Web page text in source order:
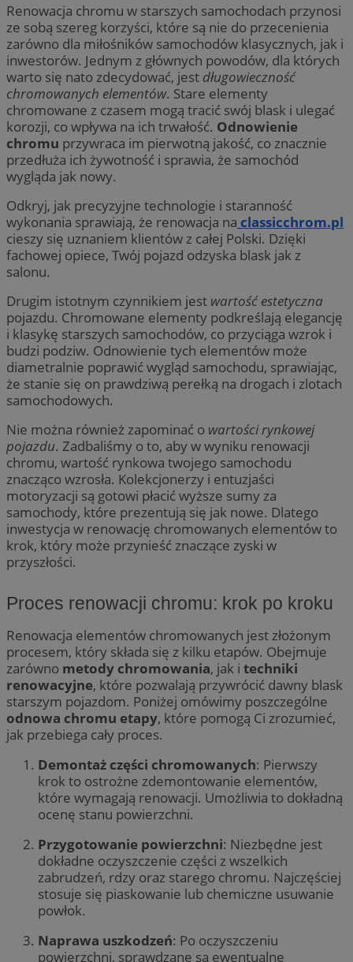
Renowacja chromu w starszych samochodach przynosi
ze sobą szereg korzyści, które są nie do przecenienia
zarówno dla miłośników samochodów klasycznych, jak i
inwestorów. Jednym z głównych powodów, dla których
warto się nato zdecydować, jest długowieczność
chromowanych elementów. Stare elementy
chromowane z czasem mogą tracić swój blask i ulegać
korozji, co wpływa na ich trwałość. Odnowienie
chromu przywraca im pierwotną jakość, co znacznie
przedłuża ich żywotność i sprawia, że samochód
wygląda jak nowy.
Odkryj, jak precyzyjne technologie i staranność
wykonania sprawiają, że renowacja na classicchrom.pl
cieszy się uznaniem klientów z całej Polski. Dzięki
fachowej opiece, Twój pojazd odzyska blask jak z
salonu.
Drugim istotnym czynnikiem jest wartość estetyczna
pojazdu. Chromowane elementy podkreślają elegancję
i klasykę starszych samochodów, co przyciąga wzrok i
budzi podziw. Odnowienie tych elementów może
diametralnie poprawić wygląd samochodu, sprawiając,
że stanie się on prawdziwą perełką na drogach i zlotach
samochodowych.
Nie można również zapominać o wartości rynkowej
pojazdu. Zadbaliśmy o to, aby w wyniku renowacji
chromu, wartość rynkowa twojego samochodu
znacząco wzrosła. Kolekcjonerzy i entuzjaści
motoryzacji są gotowi płacić wyższe sumy za
samochody, które prezentują się jak nowe. Dlatego
inwestycja w renowację chromowanych elementów to
krok, który może przynieść znaczące zyski w
przyszłości.
Proces renowacji chromu: krok po kroku
Renowacja elementów chromowanych jest złożonym
procesem, który składa się z kilku etapów. Obejmuje
zarówno metody chromowania, jak i techniki
renowacyjne, które pozwalają przywrócić dawny blask
starszym pojazdom. Poniżej omówimy poszczególne
odnowa chromu etapy, które pomogą Ci zrozumieć,
jak przebiega cały proces.
Demontaż części chromowanych: Pierwszy
krok to ostrożne zdemontowanie elementów,
które wymagają renowacji. Umożliwia to dokładną
ocenę stanu powierzchni.
Przygotowanie powierzchni: Niezbędne jest
dokładne oczyszczenie części z wszelkich
zabrudzeń, rdzy oraz starego chromu. Najczęściej
stosuje się piaskowanie lub chemiczne usuwanie
powłok.
Naprawa uszkodzeń: Po oczyszczeniu
powierzchni, sprawdzane są ewentualne